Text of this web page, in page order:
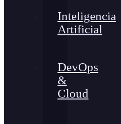
Inteligencia
Artificial
DevOps
&
Cloud